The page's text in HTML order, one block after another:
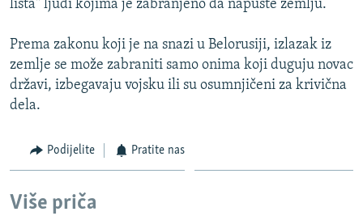
POST SCRIPTUM
MOJA EVROPA
SVE KARTE DEJTONA
NASTANAK I RASPAD JUGOSLAVIJE
lista" ljudi kojima je zabranjeno da napuste zemlju.
Prema zakonu koji je na snazi u Belorusiji, izlazak iz
zemlje se može zabraniti samo onima koji duguju novac
državi, izbegavaju vojsku ili su osumnjičeni za krivična
dela.
Podijelite Pratite nas
Više priča